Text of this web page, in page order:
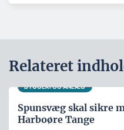
Relateret
BYGGERI OG ANLÆG
Spunsvæg skal sikre
Harboøre Tange